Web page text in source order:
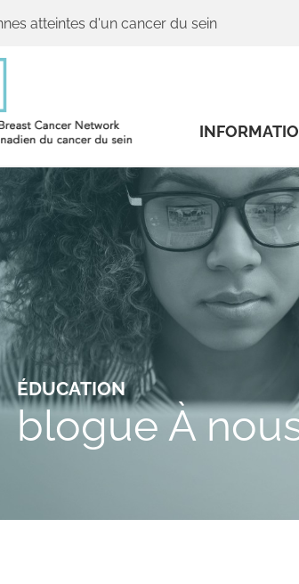
atteintes d'un cancer du sein
ÉDUCATION
blogue À